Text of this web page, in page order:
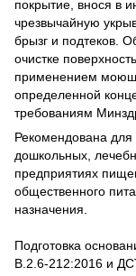
покрытие, внося в
чрезвычайную
брызг и подтеков.
очистке
применением
определенной
требованиям
Рекомендована
дошкольных,
предприятиях
общественного
назначения.
Подготовка
В.2.6-212:2016 и